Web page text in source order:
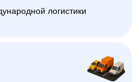
логистики